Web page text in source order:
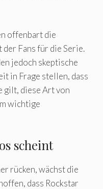
offenbart die
Fans für die Serie.
jedoch skeptische
in Frage stellen, dass
gilt, diese Art von
wichtige
scheint
rücken, wächst die
dass Rockstar